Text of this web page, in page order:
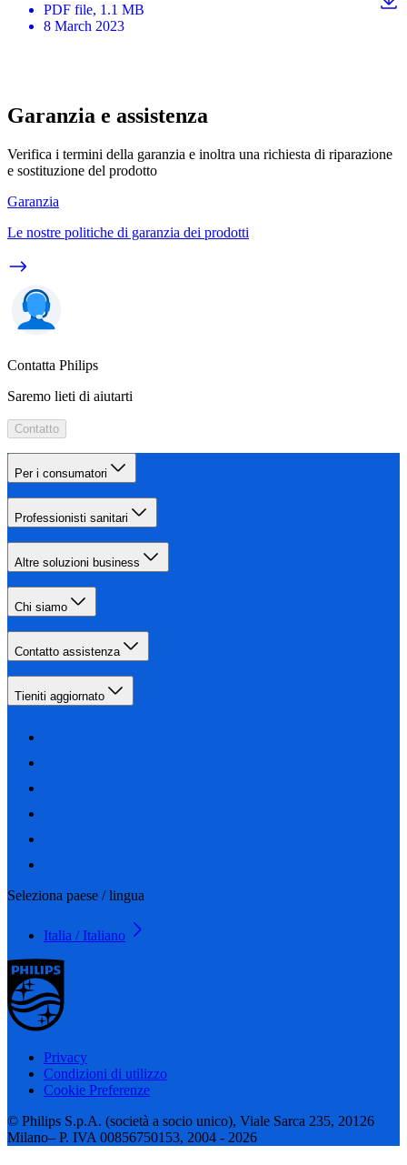
PDF file, 1.1 MB
8 March 2023
Garanzia e assistenza
Verifica i termini della garanzia e inoltra una richiesta di riparazione
e sostituzione del prodotto
Garanzia
Le nostre politiche di garanzia dei prodotti
Contatta Philips
Saremo lieti di aiutarti
Contatto
Per i consumatori
Professionisti sanitari
Altre soluzioni business
Chi siamo
Contatto assistenza
Tieniti aggiornato
Seleziona paese / lingua
Italia / Italiano
Privacy
Condizioni di utilizzo
Cookie Preferenze
© Philips S.p.A. (società a socio unico), Viale Sarca 235, 20126
Milano– P. IVA 00856750153, 2004 - 2026